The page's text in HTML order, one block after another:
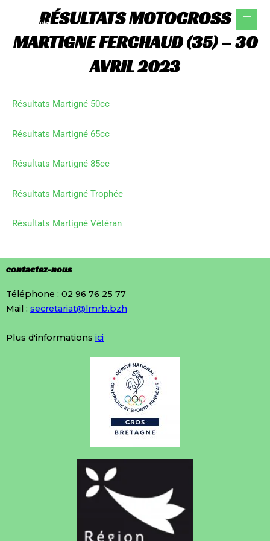
contenu
RÉSULTATS MOTOCROSS
MARTIGNE FERCHAUD (35) – 30
AVRIL 2023
Résultats Martigné 50cc
Résultats Martigné 65cc
Résultats Martigné 85cc
Résultats Martigné Trophée
Résultats Martigné Vétéran
contactez-nous
Téléphone : 02 96 76 25 77
Mail : secretariat@lmrb.bzh
Plus d'informations ici